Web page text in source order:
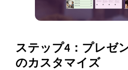
ステップ4：プレゼ
のカスタマイズ